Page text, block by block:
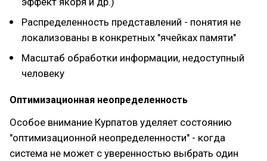
Распределенность представлений - понятия не
локализованы в конкретных "ячейках памяти"
Масштаб обработки информации, недоступный
человеку
Оптимизационная неопределенность
Особое внимание Курпатов уделяет состоянию
"оптимизационной неопределенности" - когда
система не может с уверенностью выбрать один